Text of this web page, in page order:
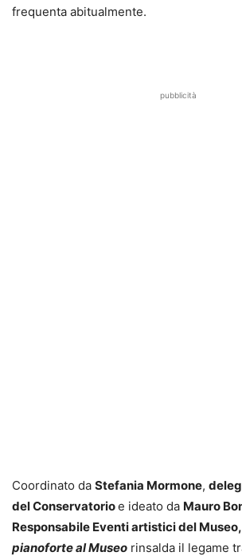
frequenta abitualmente.
pubblicità
Coordinato da Stefania Mormone,
del Conservatorioe ideato da Mauro
Responsabile Eventi artistici del Museo,
pianoforte al Museo rinsalda il legame